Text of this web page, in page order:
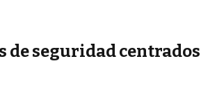
de seguridad centrados